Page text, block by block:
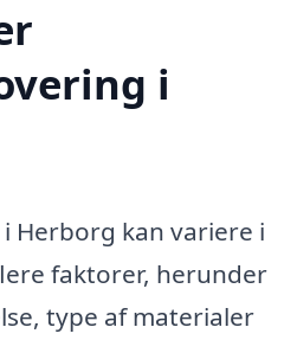
i
Herborg kan variere i
faktorer, herunder
type af materialer